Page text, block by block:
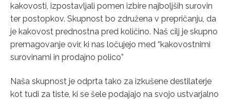
kakovosti, izpostavljali pomen izbire najboljših surovin
ter postopkov. Skupnost bo združena v prepričanju, da
je kakovost prednostna pred količino. Naš cilj je skupno
premagovanje ovir, ki nas ločujejo med “kakovostnimi
surovinami in prodajno polico”
Naša skupnost je odprta tako za izkušene destilaterje
kot tudi za tiste, ki se šele podajajo na svojo ustvarjalno